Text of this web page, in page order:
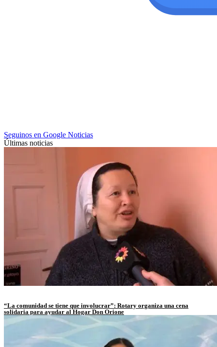
Seguinos en Google Noticias
Últimas noticias
“La comunidad se tiene que involucrar”: Rotary organiza una cena
solidaria para ayudar al Hogar Don Orione